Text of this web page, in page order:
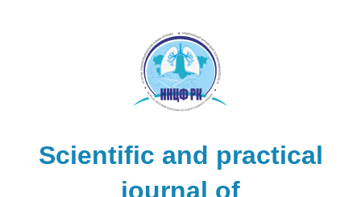
Scientific and practical
journal of